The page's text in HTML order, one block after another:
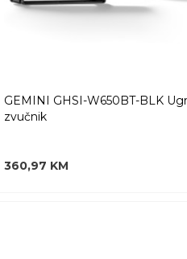
GEMINI GHSI-W650BT-BLK
zvučnik
360,97 KM